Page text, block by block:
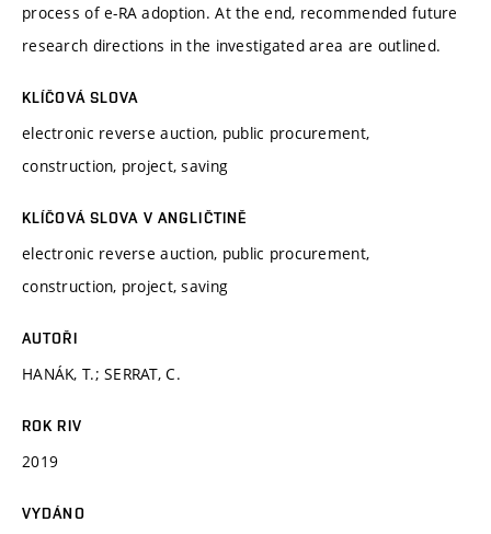
process of e-RA adoption. At the end, recommended future
research directions in the investigated area are outlined.
KLÍČOVÁ SLOVA
electronic reverse auction, public procurement,
construction, project, saving
KLÍČOVÁ SLOVA V ANGLIČTINĚ
electronic reverse auction, public procurement,
construction, project, saving
AUTOŘI
HANÁK, T.; SERRAT, C.
ROK RIV
2019
VYDÁNO